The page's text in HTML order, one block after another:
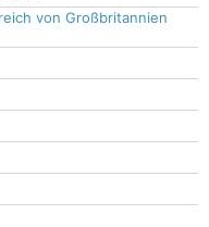
von Großbritannien